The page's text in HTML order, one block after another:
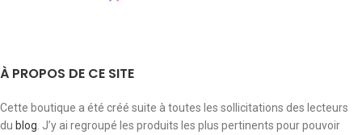
À PROPOS DE CE SITE
Cette boutique a été créé suite à toutes les sollicitations des lecteurs
du blog . J’y ai regroupé les produits les plus pertinents pour pouvoir